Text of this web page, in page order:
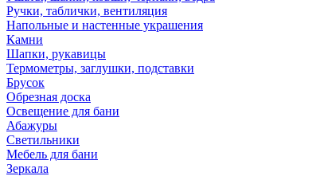
Ручки, таблички, вентиляция
Напольные и настенные украшения
Камни
Шапки, рукавицы
Термометры, заглушки, подставки
Брусок
Обрезная доска
Освещение для бани
Абажуры
Светильники
Мебель для бани
Зеркала